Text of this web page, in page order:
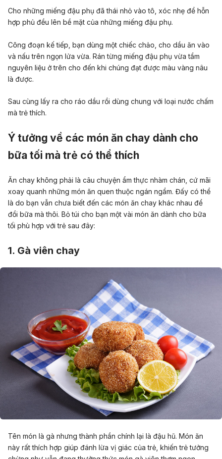
Cho những miếng đậu phụ đã thái nhỏ vào tô, xóc nhẹ để hỗn
hợp phủ đều lên bề mặt của những miếng đậu phụ.
Công đoạn kế tiếp, bạn dùng một chiếc chảo, cho dầu ăn vào
và nấu trên ngọn lửa vừa. Rán từng miếng đậu phụ vừa tẩm
nguyên liệu ở trên cho đến khi chúng đạt được màu vàng nâu
là được.
Sau cùng lấy ra cho ráo dầu rồi dùng chung với loại nước chấm
mà trẻ thích.
Ý tưởng về các món ăn chay dành cho
bữa tối mà trẻ có thể thích
Ăn chay không phải là câu chuyện ẩm thực nhàm chán, cứ mãi
xoay quanh những món ăn quen thuộc ngán ngẩm. Đấy có thể
là do bạn vẫn chưa biết đến các món ăn chay khác nhau để
đổi bữa mà thôi. Bỏ túi cho bạn một vài món ăn dành cho bữa
tối phù hợp với trẻ sau đây:
1. Gà viên chay
Tên món là gà nhưng thành phần chính lại là đậu hũ. Món ăn
này rất thích hợp giúp đánh lừa vị giác của trẻ, khiến trẻ tưởng